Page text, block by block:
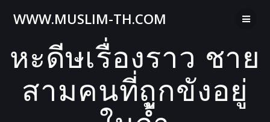
to
WWW.MUSLIM-TH.COM
หะดีษเรื่องราว ชาย
สามคนที่ถูกขังอยู่